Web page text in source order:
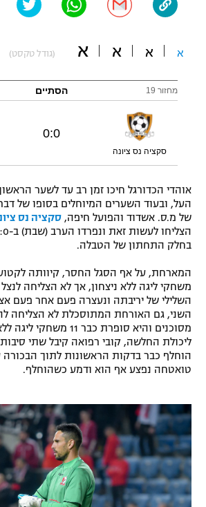
"מחצית בשכונה" – פודקאסט
תקנון עבור פעילות אלקטרה
גיימינג E-Sports
תנאי שימוש
מדיניות פרטיות
תקנון פעילות ספורט 1
רשיון להקרנה פומבית לבית עסק
הצטרפות לחבילת הערוצים
תגיות
המגזין
כדורמים
פוטבול אמריקאי NFL
ספורט אתגרי ואקסטרים
אומנויות לחימה
א א א א (גודל טקסט)
מחזור 19 הסתיים
סקציה נס ציונה
0
:
0
העל, ובעוד השערים המיוחלים בסופו של
של מ.ס. אשדוד והפועל חיפה, סקציה נס
בחלק התחתון של הטבלה.
המארחת, על אף הסגל החסר, קיוותה
משחקי ליגה ללא ניצחון, אך לא הצליחה
השלילי של יריבתה ונעצרה פעם אחר פעם
השני, גם האורחת המתוסכלת לא הצליחה
מסוכנים והיא סופרת כבר 11
ליכולת החלשה, קובי רפואה קיבל שתי סיבות
הוחלף כבר בדקות הראשונות לתוך
טואטחה נפצע אף הוא ודמע כשהוחלף.